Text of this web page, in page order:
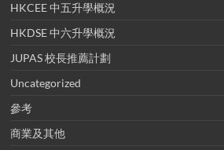
HKCEE 中五升學概況
HKDSE 中六升學概況
JUPAS 校長推薦計劃
Uncategorized
參考
商業及其他